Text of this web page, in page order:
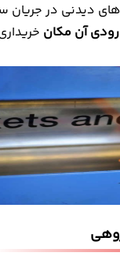
دیدنی در جریان
آن مکان